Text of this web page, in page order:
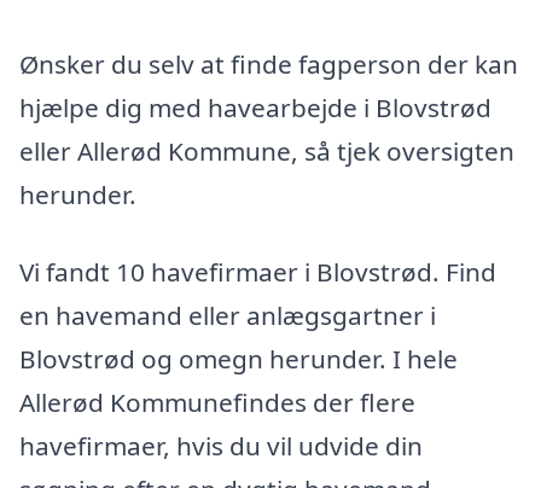
Ønsker du selv at finde fagperson der kan
hjælpe dig med havearbejde i Blovstrød
eller Allerød Kommune, så tjek oversigten
herunder.
Vi fandt 10 havefirmaer i Blovstrød. Find
en havemand eller anlægsgartner i
Blovstrød og omegn herunder. I hele
Allerød Kommunefindes der flere
havefirmaer, hvis du vil udvide din